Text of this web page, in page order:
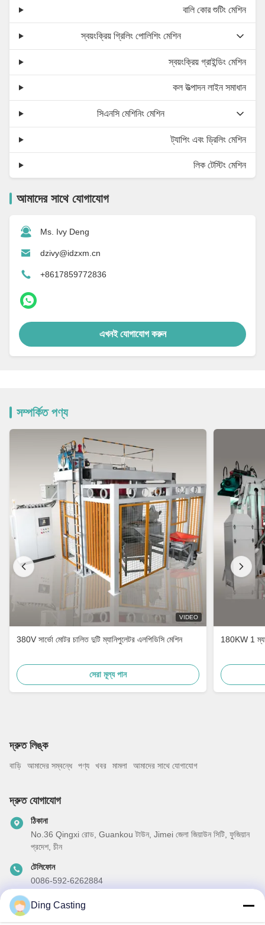
বালি কোর শুটিং মেশিন
স্বয়ংক্রিয় গ্রিলিং পোলিশিং মেশিন
স্বয়ংক্রিয় গ্রাইন্ডিং মেশিন
কল উত্পাদন লাইন সমাধান
সিএনসি মেশিনিং মেশিন
ট্যাপিং এবং ড্রিলিং মেশিন
লিক টেস্টিং মেশিন
আমাদের সাথে যোগাযোগ
Ms. Ivy Deng
dzivy@idzxm.cn
+8617859772836
এখনই যোগাযোগ করুন
সম্পর্কিত পণ্য
VIDEO
380V সার্ভো মোটর চালিত দুটি ম্যানিপুলেটর এলপিডিসি মেশিন
সেরা মূল্য পান
180KW 1
দ্রুত লিঙ্ক
বাড়ি আমাদের সম্বন্ধে পণ্য খবর মামলা আমাদের সাথে যোগাযোগ
দ্রুত যোগাযোগ
ঠিকানা
No.36 Qingxi রোড, Guankou টাউন, Jimei জেলা জিয়াউন সিটি, ফুজিয়ান
প্রদেশ, চীন
টেলিফোন
0086-592-6262884
ই-মেইল
Ding Casting